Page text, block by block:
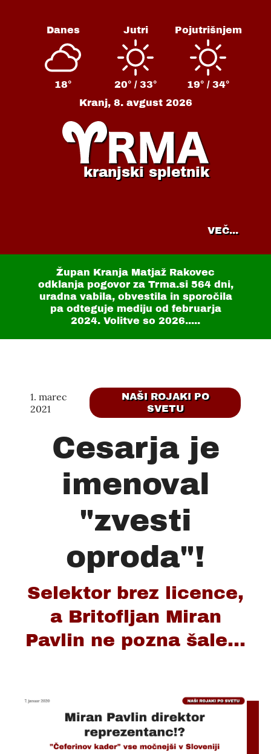
Danes
18°
Jutri
20° / 33°
Pojutrišnjem
19° / 34°
Kranj, 8. avgust 2026
kranjski spletnik
VEČ...
Župan Kranja Matjaž Rakovec
odklanja pogovor za Trma.si 564 dni,
uradna vabila, obvestila in sporočila
pa odteguje mediju od februarja
2024. Volitve so 2026.....
1. marec
2021
NAŠI ROJAKI PO
SVETU
Cesarja je
imenoval
"zvesti
oproda"!
Selektor brez licence,
a Britofljan Miran
Pavlin ne pozna šale...